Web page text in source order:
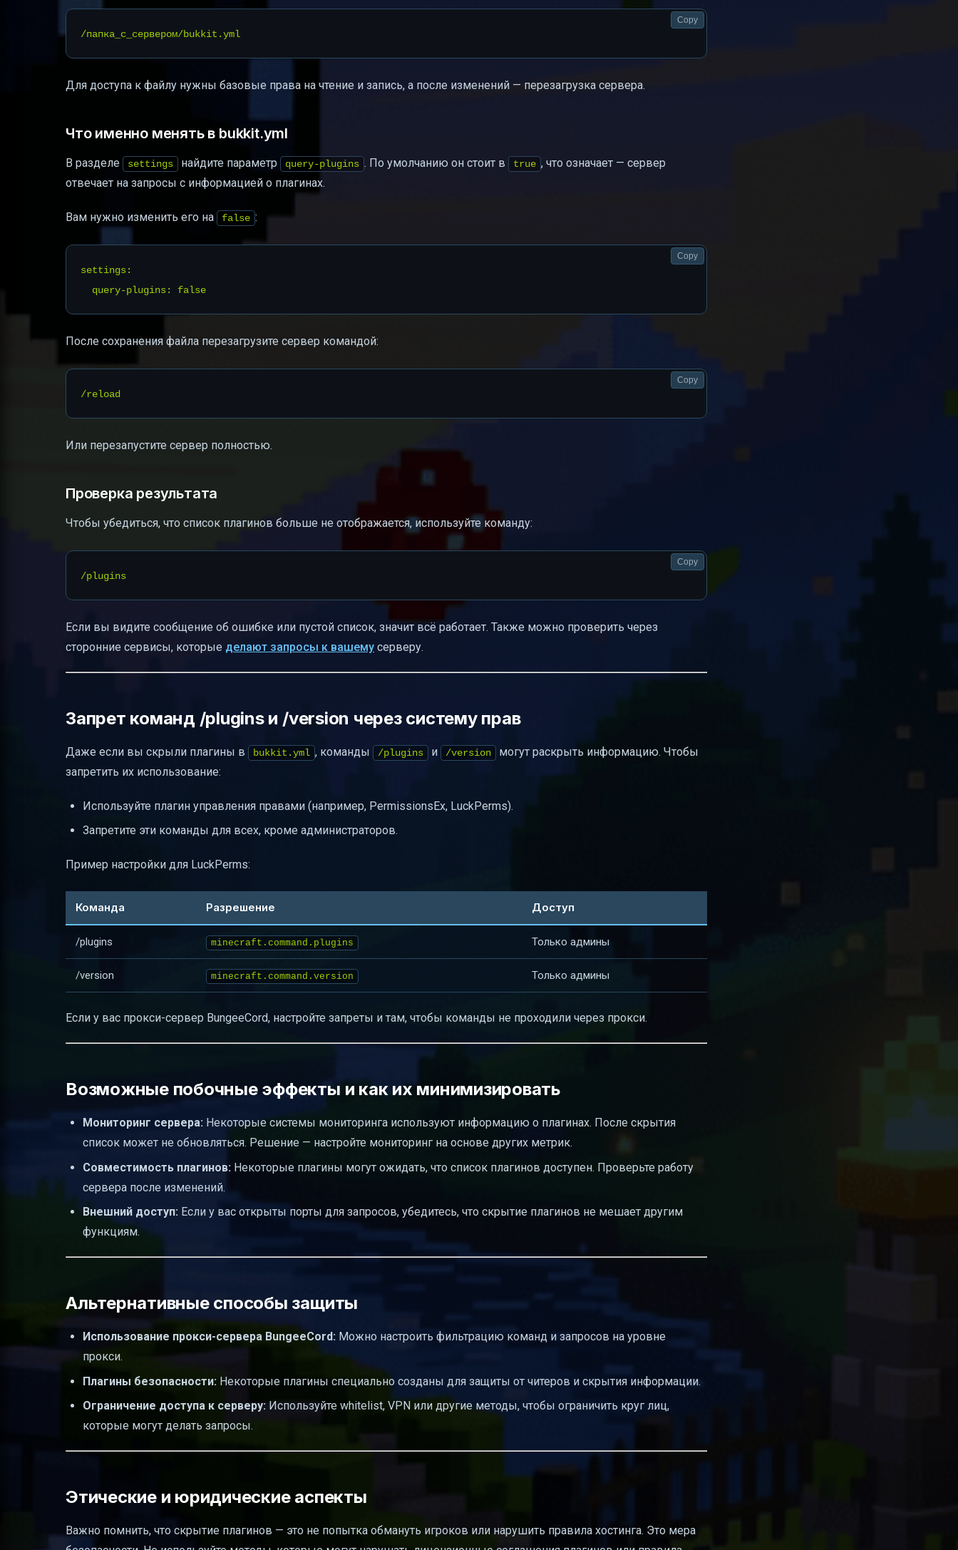
Copy
Для доступа к файлу нужны базовые права на чтение и запись, а после изменений — перезагрузка сервера.
Что именно менять в bukkit.yml
В разделе settings найдите параметр query-plugins . По умолчанию он стоит в true , что означает — сервер
отвечает на запросы с информацией о плагинах.
Вам нужно изменить его на false :
settings:
Copy
После сохранения файла перезагрузите сервер командой:
Copy
Или перезапустите сервер полностью.
Проверка результата
Чтобы убедиться, что список плагинов больше не отображается, используйте команду:
Copy
Если вы видите сообщение об ошибке или пустой список, значит всё работает. Также можно проверить через
сторонние сервисы, которые делают запросы к вашему серверу.
Запрет команд /plugins и /version через систему прав
Даже если вы скрыли плагины в bukkit.yml , команды /plugins и /version
могут раскрыть информацию. Чтобы
запретить их использование:
Используйте плагин управления правами (например, PermissionsEx, LuckPerms).
Запретите эти команды для всех, кроме администраторов.
Пример настройки для LuckPerms:
Команда Разрешение Доступ
/plugins minecraft.command.plugins Только админы
/version minecraft.command.version Только админы
Если у вас прокси-сервер BungeeCord, настройте запреты и там, чтобы команды не проходили через прокси.
Возможные побочные эффекты и как их минимизировать
Мониторинг сервера: Некоторые системы мониторинга используют информацию о плагинах. После скрытия
список может не обновляться. Решение — настройте мониторинг на основе других метрик.
Совместимость плагинов: Некоторые плагины могут ожидать, что список плагинов доступен. Проверьте работу
сервера после изменений.
Внешний доступ: Если у вас открыты порты для запросов, убедитесь, что скрытие плагинов не мешает другим
функциям.
Альтернативные способы защиты
Использование прокси-сервера BungeeCord: Можно настроить фильтрацию команд и запросов на уровне
прокси.
Плагины безопасности: Некоторые плагины специально созданы для защиты от читеров и скрытия информации.
Ограничение доступа к серверу:Используйте whitelist, VPN или другие методы, чтобы ограничить круг лиц,
которые могут делать запросы.
Этические и юридические аспекты
Важно помнить, что скрытие плагинов — это не попытка обмануть игроков или нарушить правила хостинга. Это мера